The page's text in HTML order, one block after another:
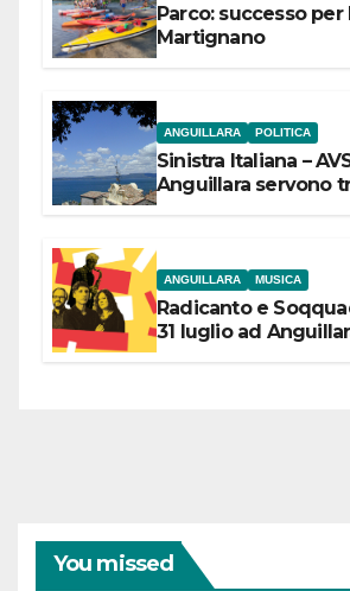
Parco: successo per
Martignano
ANGUILLARA POLITICA
Sinistra Italiana –
Anguillara servono
ANGUILLARA MUSICA
Radicanto e
31 luglio ad
You missed